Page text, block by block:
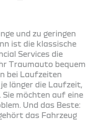
und zu geringen
ist die klassische
Services die
Traumauto bequem
bei Laufzeiten
länger die Laufzeit,
möchten auf eine
Und das Beste:
das Fahrzeug